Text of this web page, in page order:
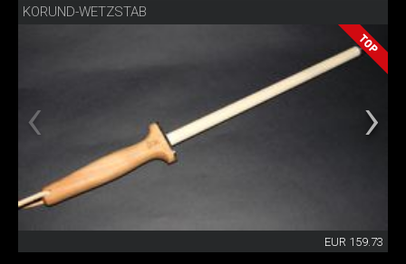
KORUND-WETZSTAB
EUR 159.73